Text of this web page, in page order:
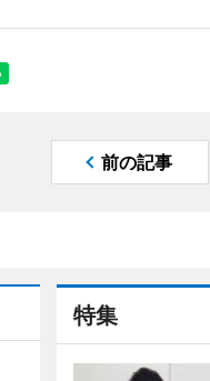
前の記事
特集